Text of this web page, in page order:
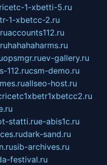
1-xbetti-5.ru
1-xbetcc-2.ru
accounts112.ru
hahahaharms.ru
opsmgr.ruev-gallery.ru
112.rucsm-demo.ru
allseo-host.ru
statti.rue-abis1c.ru
dark-sand.ru
sib-archives.ru
festival.ru